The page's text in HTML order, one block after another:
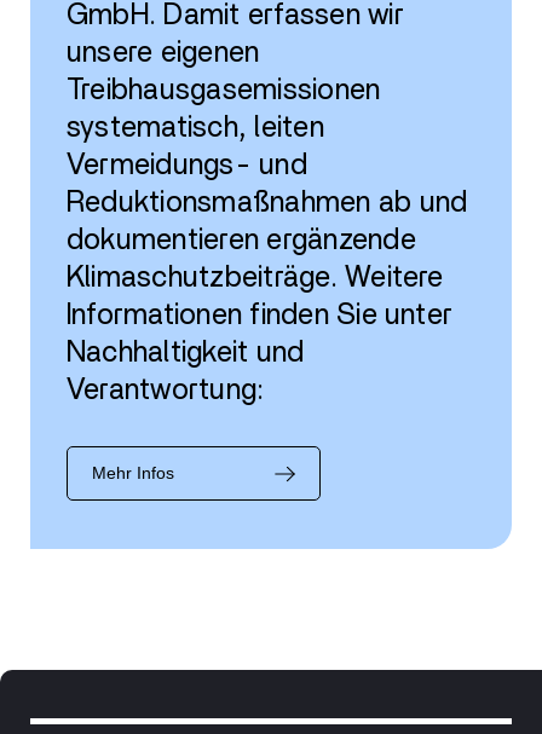
GmbH. Damit erfassen wir
unsere eigenen
Treibhausgasemissionen
systematisch, leiten
Vermeidungs- und
Reduktionsmaßnahmen ab und
dokumentieren ergänzende
Klimaschutzbeiträge. Weitere
Informationen finden Sie unter
Nachhaltigkeit und
Verantwortung:
Mehr Infos